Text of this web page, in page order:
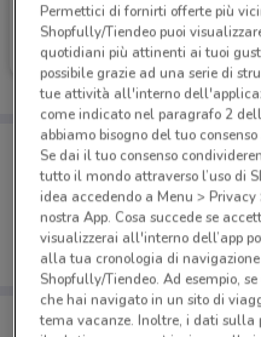
Medi-Market
Scade il 31/08 2.9 km
Porta
Puoi trovare le
salvarle e creare la
dal tuo cellulare.
Permettici di fornirti offerte più
Shopfully/Tiendeo puoi
quotidiani più attinenti ai tuoi
possibile grazie ad una serie di
tue attività all'interno
come indicato nel paragrafo 2
abbiamo bisogno del tuo
Se dai il tuo consenso
tutto il mondo attraverso l’uso di
idea accedendo a Menu >
nostra App. Cosa succede se
visualizzerai all'interno dell’app
alla tua cronologia di
Shopfully/Tiendeo. Ad esempio,
che hai navigato in un sito di
tema vacanze. Inoltre, i dati sulla